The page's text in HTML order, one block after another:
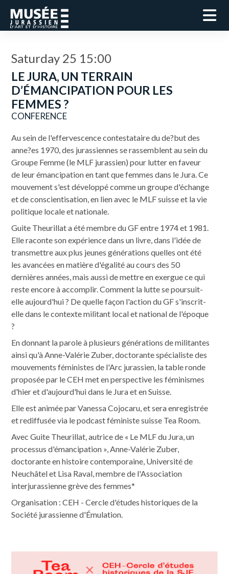
Saturday 25 15:00
LE JURA, UN TERRAIN
D’ÉMANCIPATION POUR LES
FEMMES ?
CONFERENCE
Au sein de l'effervescence contestataire du de?but des
anne?es 1970, des jurassiennes se rassemblent au sein du
Groupe Femme (le MLF jurassien) pour lutter en faveur
de leur émancipation en tant que femmes dans le Jura. Ce
mouvement s'est développé comme un groupe d'échange
et de conscientisation, en lien avec le MLF suisse et la vie
politique locale et nationale.
Guite Theurillat a été membre du GF entre 1974 et 1981.
Elle raconte son expérience dans un livre, dans l'idée de
transmettre aux plus jeunes générations quelles ont été
les avancées en matière d'égalité au cours des 50
dernières années, mais aussi de mettre en exergue ce qui
reste encore à accomplir. Comment la lutte se poursuit-
elle aujourd'hui ? De quelle façon l'action du GF s'inscrit-
elle dans le contexte militant local et national de l'époque
?
En donnant la parole à plusieurs générations de militantes
ainsi qu'à Anne-Valérie Zuber, doctorante spécialiste des
mouvements féministes de l'Arc jurassien, la table ronde
proposée par le CEH met en perspective les féminismes
d'hier et d'aujourd'hui dans le Jura et en Suisse.
Elle est animée par Vanessa Cojocaru, et sera enregistrée
et rediffusée via le podcast féministe suisse Tea Room.
Avec Guite Theurillat, autrice de « Le MLF du Jura, un
processus d'émancipation », Anne-Valérie Zuber,
doctorante en histoire contemporaine, Université de
Neuchâtel et Lisa Raval, membre de l'Association
interjurassienne grève des femmes*
Organisation : CEH - Cercle d'études historiques de la
Société jurassienne d'Émulation.